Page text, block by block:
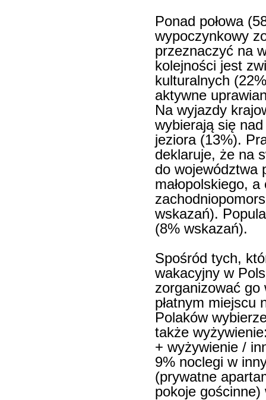
Ponad połowa
wypoczynkowy
przeznaczyć na
kolejności jest
kulturalnych
aktywne
Na wyjazdy
wybierają się
jeziora (13%).
deklaruje, że na
do województwa
małopolskiego,
wskazań).
(8% wskazań).
Spośród tych,
wakacyjny w
zorganizować go
płatnym miejscu
Polaków
także
+ wyżywienie /
9% noclegi w
(prywatne
pokoje